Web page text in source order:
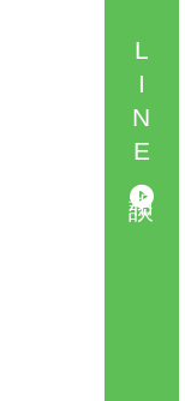
LINE相談